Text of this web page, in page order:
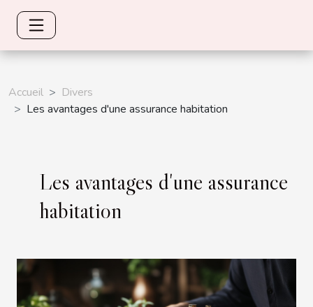
Accueil
Divers
Les avantages d'une assurance habitation
Les avantages d'une assurance
habitation